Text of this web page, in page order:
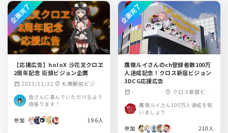
【応援広告】holoX 沙花叉クロヱ
2周年記念 街頭ビジョン企画
calendar_month 2023/11/22 location_on 札幌駅前ビジョ
ジョン、Hisaya Ce
ボリステーショ
皆さんに喜んでいただけるよう
頑張ります！
参加 196人
企画完了
鷹嶺ルイさんのch登録者数100万
人達成記念！クロス新宿ビジョン
3DCG応援広告
calendar_month - location_on クロス新宿ビジ
鷹嶺ルイさん100万人達成を祝
いましょう
参加 210人
企画完了